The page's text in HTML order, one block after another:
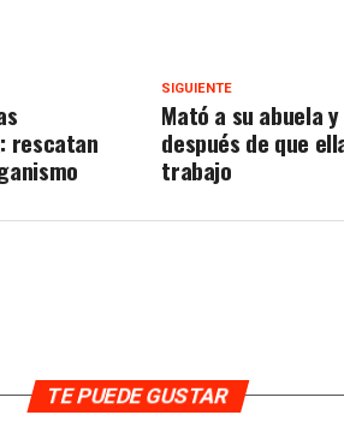
SIGUIENTE
Mató a su abuela
después de que
trabajo
rescatan
TE PUEDE GUSTAR